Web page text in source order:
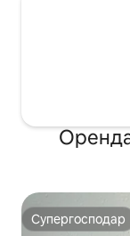
Оренда
Супергосподар
Супергосподар